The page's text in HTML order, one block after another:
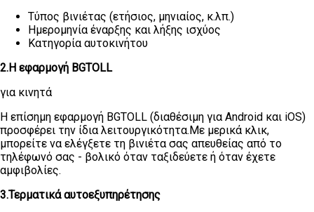
Τύπος βινιέτας (ετήσιος, μηνιαίος, κ.λπ.)
Ημερομηνία έναρξης και λήξης ισχύος
Κατηγορία αυτοκινήτου
2.Η εφαρμογή BGTOLL
για κινητά
Η επίσημη εφαρμογή BGTOLL (διαθέσιμη για Android και iOS)
προσφέρει την ίδια λειτουργικότητα.Με μερικά κλικ,
μπορείτε να ελέγξετε τη βινιέτα σας απευθείας από το
τηλέφωνό σας - βολικό όταν ταξιδεύετε ή όταν έχετε
αμφιβολίες.
3.Τερματικά αυτοεξυπηρέτησης